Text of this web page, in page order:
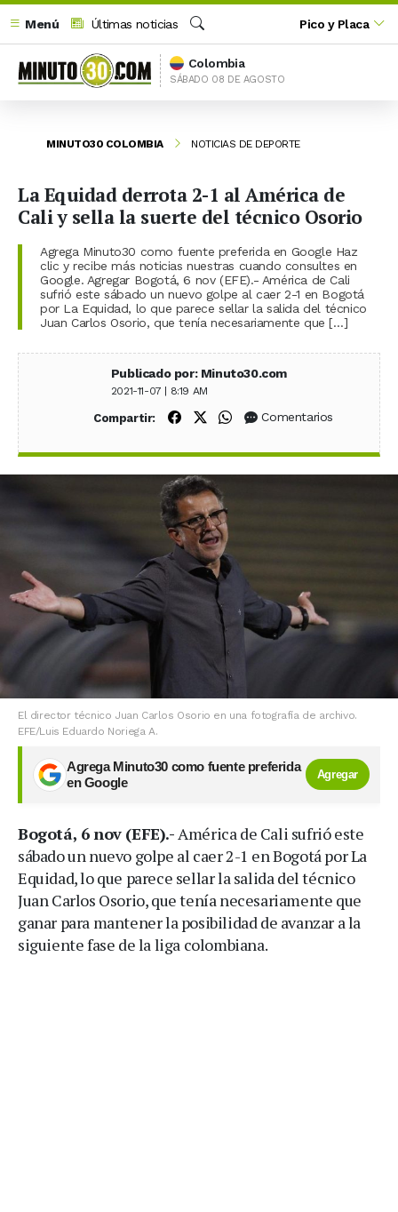
Menú
Últimas noticias
Buscar
Pico y Placa
Colombia
SÁBADO 08 DE AGOSTO
MINUTO30 COLOMBIA NOTICIAS DE DEPORTE
La Equidad derrota 2-1 al América de
Cali y sella la suerte del técnico Osorio
Agrega Minuto30 como fuente preferida en Google Haz
clic y recibe más noticias nuestras cuando consultes en
Google. Agregar Bogotá, 6 nov (EFE).- América de Cali
sufrió este sábado un nuevo golpe al caer 2-1 en Bogotá
por La Equidad, lo que parece sellar la salida del técnico
Juan Carlos Osorio, que tenía necesariamente que […]
Publicado por: Minuto30.com
2021-11-07 | 8:19 AM
Compartir: Compartir en Facebook
Compartir en X (Twitter)
Compartir en WhatsApp
Comentarios
El director técnico Juan Carlos Osorio en una fotografía de archivo.
EFE/Luis Eduardo Noriega A.
Agrega Minuto30 como fuente preferida
en Google
Agregar
Bogotá, 6 nov (EFE).- América de Cali sufrió este
sábado un nuevo golpe al caer 2-1 en Bogotá por La
Equidad, lo que parece sellar la salida del técnico
Juan Carlos Osorio, que tenía necesariamente que
ganar para mantener la posibilidad de avanzar a la
siguiente fase de la liga colombiana.